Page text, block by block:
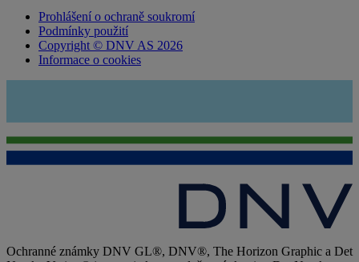
Prohlášení o ochraně soukromí
Podmínky použití
Copyright © DNV AS 2026
Informace o cookies
Ochranné známky DNV GL®, DNV®, The Horizon Graphic a Det